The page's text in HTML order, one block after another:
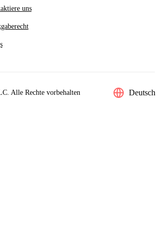
uns
Alle Rechte vorbehalten Deutsch